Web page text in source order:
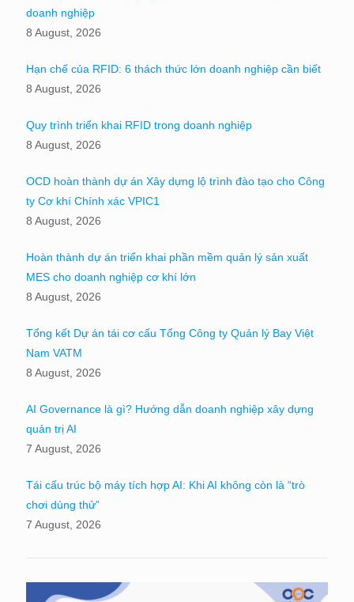
doanh nghiệp
8 August, 2026
Hạn chế của RFID: 6 thách thức lớn doanh nghiệp cần biết
8 August, 2026
Quy trình triển khai RFID trong doanh nghiệp
8 August, 2026
OCD hoàn thành dự án Xây dựng lộ trình đào tạo cho Công
ty Cơ khí Chính xác VPIC1
8 August, 2026
Hoàn thành dự án triển khai phần mềm quản lý sản xuất
MES cho doanh nghiệp cơ khí lớn
8 August, 2026
Tổng kết Dự án tái cơ cấu Tổng Công ty Quản lý Bay Việt
Nam VATM
8 August, 2026
AI Governance là gì? Hướng dẫn doanh nghiệp xây dựng
quản trị AI
7 August, 2026
Tái cấu trúc bộ máy tích hợp AI: Khi AI không còn là “trò
chơi dùng thử”
7 August, 2026